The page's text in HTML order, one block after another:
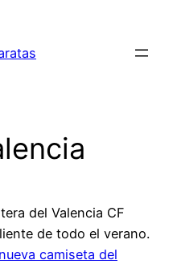
del Valencia CF
de todo el verano.
nueva camiseta del